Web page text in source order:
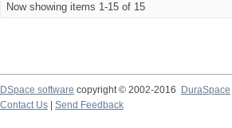
Now showing items 1-15 of 15
DSpace software copyright © 2002-2016
DuraSpace
Contact Us
Send Feedback